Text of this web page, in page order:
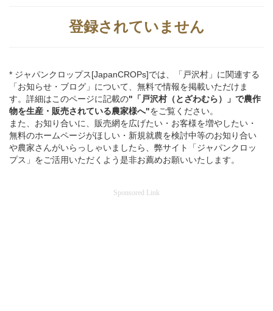
登録されていません
* ジャパンクロップス[JapanCROPs]では、「戸沢村」に関連する
「お知らせ・ブログ」について、無料で情報を掲載いただけま
す。詳細はこのページに記載の"「戸沢村（とざわむら）」 で農作
物を生産・販売されている農家様へ"をご覧ください。
また、お知り合いに、販売網を広げたい・お客様を増やしたい・
無料のホームページがほしい・新規就農を検討中等のお知り合い
や農家さんがいらっしゃいましたら、弊サイト「ジャパンクロッ
プス」をご活用いただくよう是非お薦めお願いいたします。
Sponsored Link